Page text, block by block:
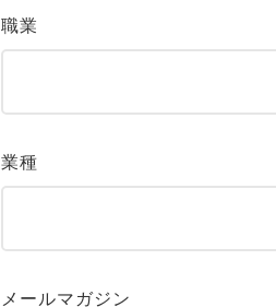
職業
業種
メールマガジン